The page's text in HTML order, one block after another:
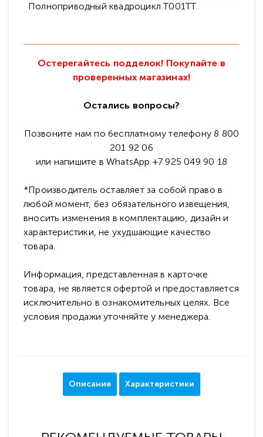
Полноприводный квадроцикл Т001ТТ
Остерегайтесь подделок! Покупайте в
проверенных магазинах!
Остались вопросы?
Позвоните нам по бесплатному телефону 8 800
201 92 06
или напишите в WhatsApp +7 925 049 90 18
*Производитель оставляет за собой право в
любой момент, без обязательного извещения,
вносить изменения в комплектацию, дизайн и
характеристики, не ухудшающие качество
товара.
Информация, представленная в карточке
товара, не является офертой и предоставляется
исключительно в ознакомительных целях. Все
условия продажи уточняйте у менеджера.
Описание Характеристики